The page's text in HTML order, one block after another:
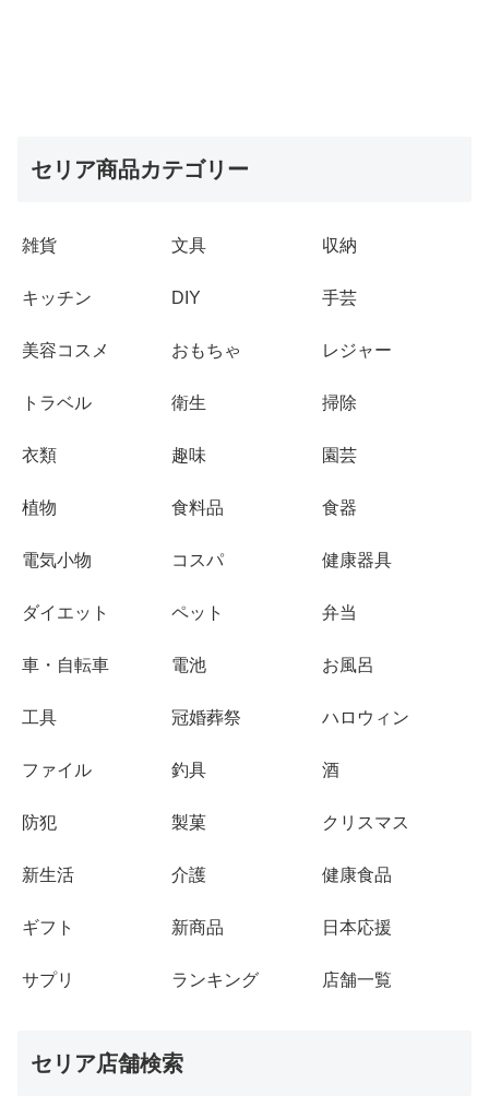
セリア商品カテゴリー
雑貨 文具 収納
キッチン DIY 手芸
美容コスメ おもちゃ レジャー
トラベル 衛生 掃除
衣類 趣味 園芸
植物 食料品 食器
電気小物 コスパ 健康器具
ダイエット ペット 弁当
車・自転車 電池 お風呂
工具 冠婚葬祭 ハロウィン
ファイル 釣具 酒
防犯 製菓 クリスマス
新生活 介護 健康食品
ギフト 新商品 日本応援
サプリ ランキング 店舗一覧
セリア店舗検索